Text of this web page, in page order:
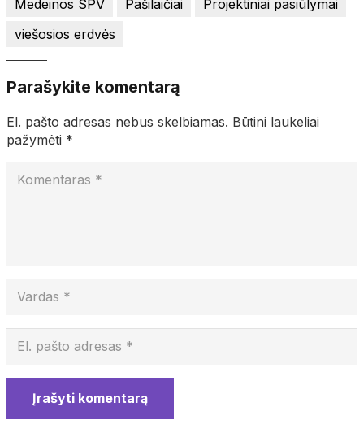
Medeinos SPV Pašilaičiai
Projektiniai pasiūlymai
viešosios erdvės
Parašykite komentarą
El. pašto adresas nebus skelbiamas. Būtini laukeliai
pažymėti *
Įrašyti komentarą